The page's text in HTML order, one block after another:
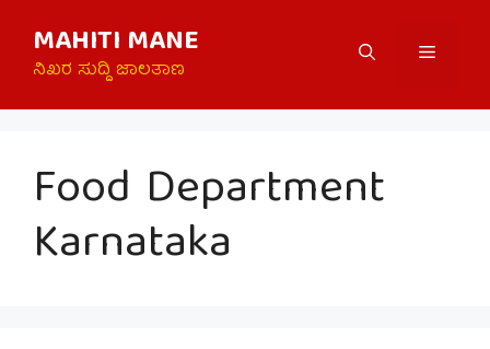
content
MAHITI MANE
ನಿಖರ ಸುದ್ದಿ ಜಾಲತಾಣ
Menu
Food Department
Karnataka